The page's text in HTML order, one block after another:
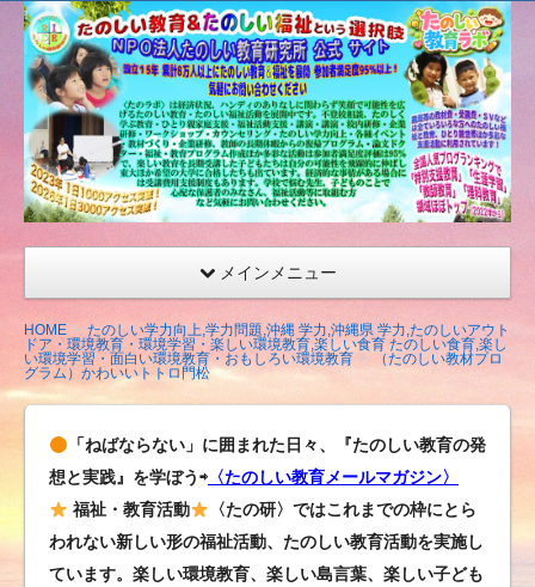
たの
しい
教育
研究
所
（沖
縄）
公式
ト
メインメニュー
HOME
たのしい学力向上,学力問題,沖縄 学力,沖縄県 学力,たのしいアウト
ドア・環境教育・環境学習・楽しい環境教育,楽しい食育 たのしい食育,楽し
い環境学習・面白い環境教育・おもしろい環境教育
（たのしい教材プロ
グラム）かわいいトトロ門松
「ねばならない」に囲まれた日々、『たのしい教育の発
想と実践』を学ぼう⇨ 〈たのしい教育メールマガジン〉
福祉・教育活動
〈たの研〉ではこれまでの枠にとら
われない新しい形の福祉活動、たのしい教育活動を実施し
ています。楽しい環境教育、楽しい島言葉、楽しい子ども